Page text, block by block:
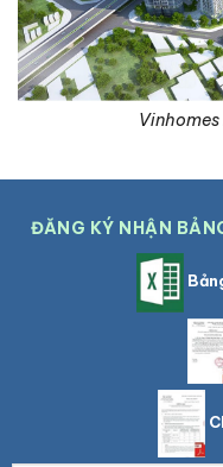
Vinhomes
ĐĂNG KÝ NHẬN